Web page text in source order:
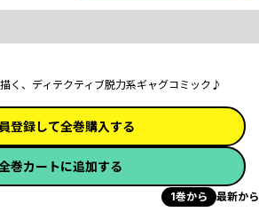
く、ディテクティブ脱力系ギャグコミック♪
登録して全巻購入する
巻カートに追加する
1巻から 最新から